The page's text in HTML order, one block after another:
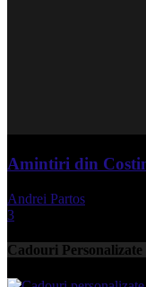
Amintiri din
Andrei Partos
3
Cadouri